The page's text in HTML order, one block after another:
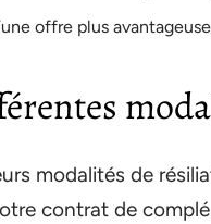
offre plus
modalités de
contrat de